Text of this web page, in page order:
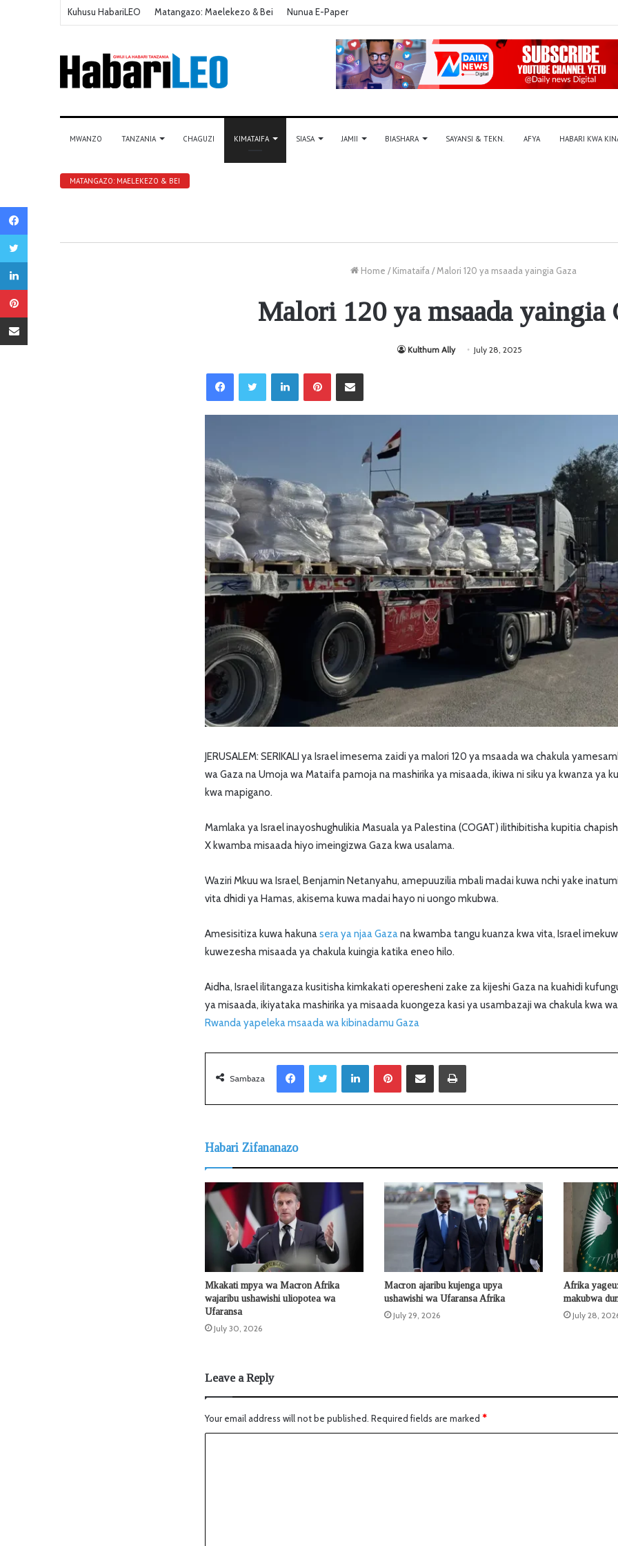
Kuhusu HabariLEO Matangazo: Maelekezo & Bei Nunua E-Paper
MWANZO TANZANIA CHAGUZI KIMATAIFA SIASA JAMII BIASHARA SAYANSI & TEKN. AFYA HABARI KWA
MATANGAZO: MAELEKEZO & BEI
Home / Kimataifa / Malori 120 ya msaada yaingia Gaza
Malori 120 ya msaada yaingia
Kulthum Ally July 28, 2025
LinkedIn
JERUSALEM: SERIKALI ya Israel imesema zaidi ya malori 120 ya msaada wa chakula
wa Gaza na Umoja wa Mataifa pamoja na mashirika ya misaada, ikiwa ni siku ya kwanza ya
kwa mapigano.
Mamlaka ya Israel inayoshughulikia Masuala ya Palestina (COGAT) ilithibitisha kupitia
X kwamba misaada hiyo imeingizwa Gaza kwa usalama.
Waziri Mkuu wa Israel, Benjamin Netanyahu, amepuuzilia mbali madai kuwa nchi yake
vita dhidi ya Hamas, akisema kuwa madai hayo ni uongo mkubwa.
Amesisitiza kuwa hakunasera ya njaa Gazana kwamba tangu kuanza kwa vita, Israel
kuwezesha misaada ya chakula kuingia katika eneo hilo.
Aidha, Israel ilitangaza kusitisha kimkakati operesheni zake za kijeshi Gaza na kuahidi
ya misaada, ikiyataka mashirika ya misaada kuongeza kasi ya usambazaji wa chakula kwa
Rwanda yapeleka msaada wa kibinadamu Gaza
Sambaza
LinkedIn Sambaza kupitia barua pepe
Habari Zifananazo
Mkakati mpya wa Macron Afrika
wajaribu ushawishi uliopotea wa
Ufaransa
July 30, 2026
Macron ajaribu kujenga upya
ushawishi wa Ufaransa Afrika
July 29, 2026
Afrika
makubwa
July 28,
Leave a Reply
Your email address will not be published. Required fields are marked *